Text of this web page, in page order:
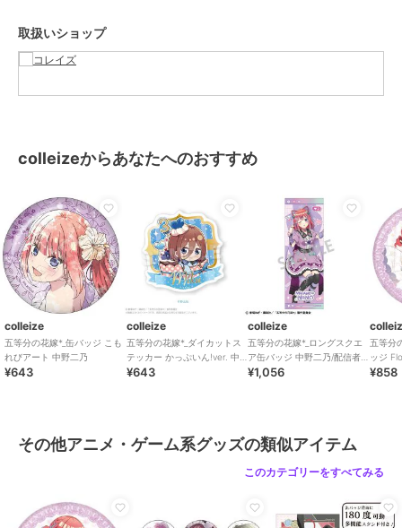
取扱いショップ
colleizeからあなたへのおすすめ
colleize
五等分の花嫁*_缶バッジ こも
れびアート 中野二乃
¥643
colleize
五等分の花嫁*_ダイカットス
テッカー かっぷいん!ver. 中
野三玖
¥643
colleize
五等分の花嫁*_ロングスクエ
ア缶バッジ 中野二乃/配信者
なりきり
¥1,056
五等分
ッジ
乃
¥858
その他アニメ・ゲーム系グッズの類似アイテム
このカテゴリーをすべてみる